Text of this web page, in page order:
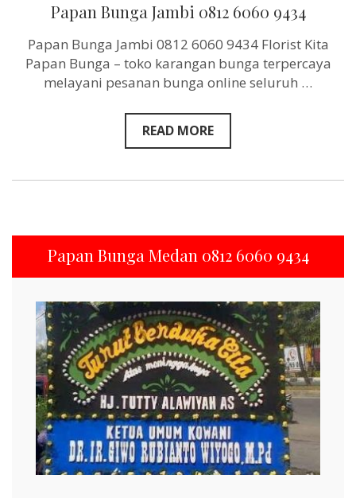
Bunga
0812
9434
Papan Bunga Jambi 0812 6060 9434
Papan Bunga Jambi 0812 6060 9434 Florist Kita
Papan Bunga – toko karangan bunga terpercaya
melayani pesanan bunga online seluruh …
READ MORE
Papan Bunga Medan 0812 6060 9434